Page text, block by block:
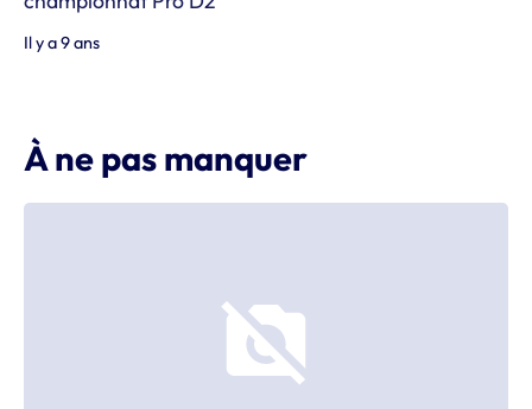
Il y a 9 ans
À ne pas manquer